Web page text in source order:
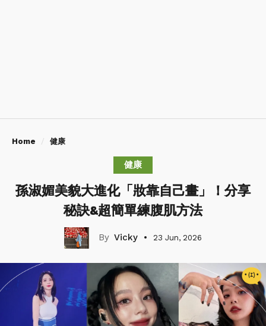
Home 健康
健康
孫淑媚美貌大進化「妝靠自己畫」！分享
秘訣&超簡單練腹肌方法
Vicky 23 Jun, 2026